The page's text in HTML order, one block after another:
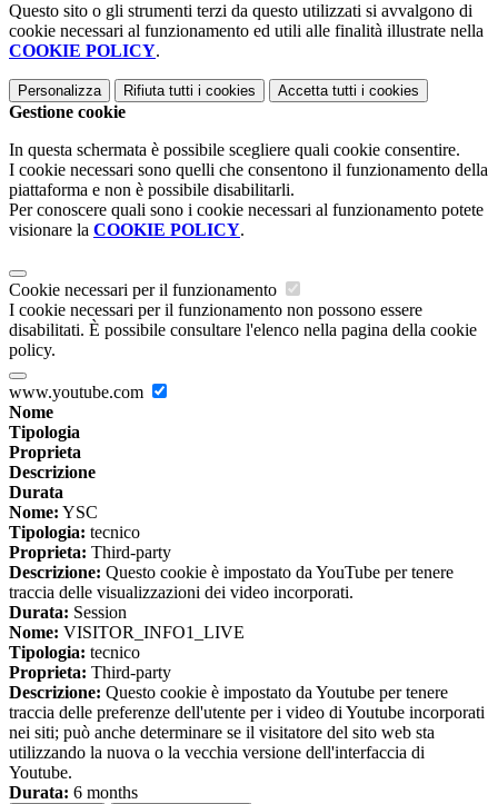
Questo sito o gli strumenti terzi da questo utilizzati si avvalgono di
cookie necessari al funzionamento ed utili alle finalità illustrate nella
COOKIE POLICY.
Personalizza Rifiuta tutti i cookies Accetta tutti i cookies
Gestione cookie
In questa schermata è possibile scegliere quali cookie consentire.
I cookie necessari sono quelli che consentono il funzionamento della
piattaforma e non è possibile disabilitarli.
Per conoscere quali sono i cookie necessari al funzionamento potete
visionare la COOKIE POLICY.
Cookie necessari per il funzionamento
I cookie necessari per il funzionamento non possono essere
disabilitati. È possibile consultare l'elenco nella pagina della cookie
policy.
www.youtube.com
Nome
Tipologia
Proprieta
Descrizione
Durata
Nome: YSC
Tipologia: tecnico
Proprieta: Third-party
Descrizione: Questo cookie è impostato da YouTube per tenere
traccia delle visualizzazioni dei video incorporati.
Durata: Session
Nome: VISITOR_INFO1_LIVE
Tipologia: tecnico
Proprieta: Third-party
Descrizione: Questo cookie è impostato da Youtube per tenere
traccia delle preferenze dell'utente per i video di Youtube incorporati
nei siti; può anche determinare se il visitatore del sito web sta
utilizzando la nuova o la vecchia versione dell'interfaccia di
Youtube.
Durata: 6 months